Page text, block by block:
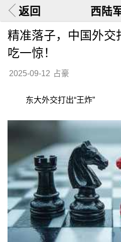
返回 西陆
精准落子，中国外交
吃一惊！
2025-09-12 占豪
东大外交打出“王炸”